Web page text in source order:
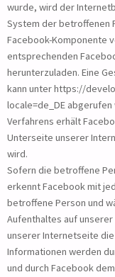
wurde, wird der
System der betroffenen
Facebook-Komponente
entsprechenden
herunterzuladen. Eine
kann unter https://
locale=de_DE
Verfahrens erhält
Unterseite unserer
wird.
Sofern die betroffene
erkennt Facebook mit
betroffene Person und
Aufenthaltes auf
unserer Internetseite
Informationen werden
und durch Facebook